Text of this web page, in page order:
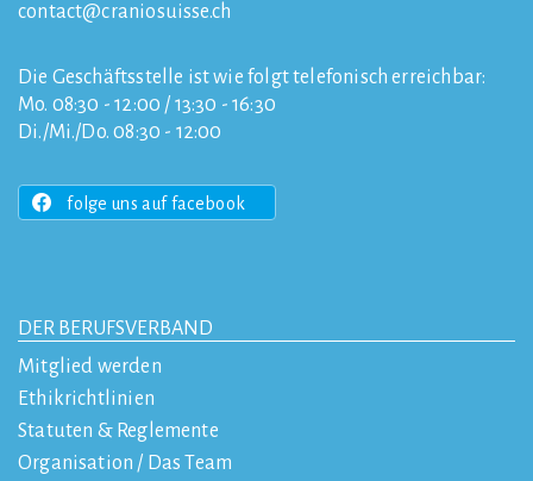
contact
craniosuisse.ch
Die Geschäftsstelle ist wie folgt telefonisch erreichbar:
Mo. 08:30 - 12:00 / 13:30 - 16:30
Di./Mi./Do. 08:30 - 12:00
folge uns auf facebook
DER BERUFSVERBAND
Mitglied werden
Ethikrichtlinien
Statuten & Reglemente
Organisation / Das Team